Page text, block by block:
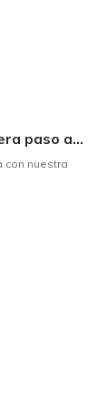
Cómo preparar una deliciosa pizza casera paso a paso
con nuestra